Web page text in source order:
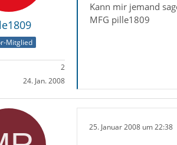
Mitglied
2
24. Jan. 2008
Kann mir jemand
MFG pille1809
25. Januar 2008 um 22:38